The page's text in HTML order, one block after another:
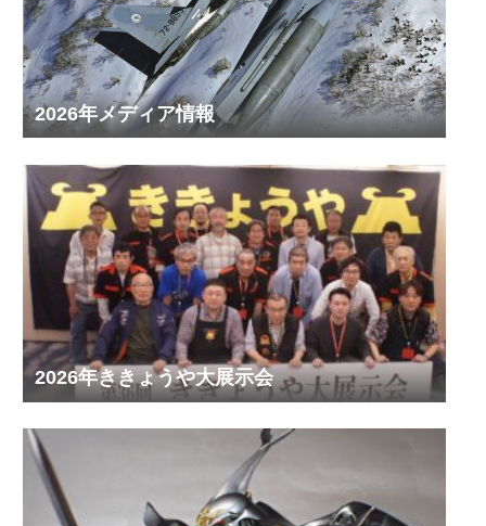
2026年メディア情報
2026年ききょうや大展示会